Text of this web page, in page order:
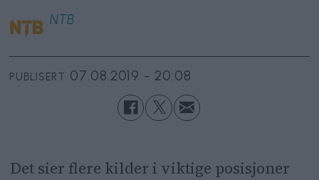
NTB
PUBLISERT 07.08.2019 - 20:08
Det sier flere kilder i viktige posisjoner